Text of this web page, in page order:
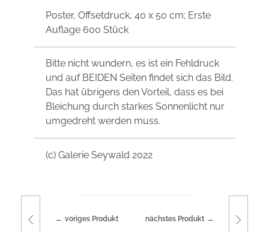
Poster, Offsetdruck, 40 x 50 cm; Erste
Auflage 600 Stück
Bitte nicht wundern, es ist ein Fehldruck
und auf BEIDEN Seiten findet sich das Bild.
Das hat übrigens den Vorteil, dass es bei
Bleichung durch starkes Sonnenlicht nur
umgedreht werden muss.
(c) Galerie Seywald 2022
voriges Produkt nächstes Produkt